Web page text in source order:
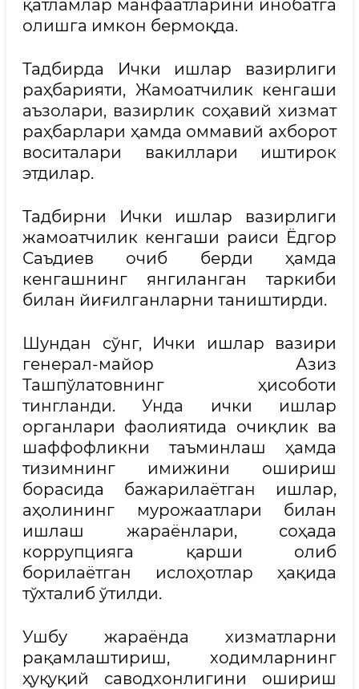
қатламлар манфаатларини инобатга
олишга имкон бермоқда.
Тадбирда Ички ишлар вазирлиги
раҳбарияти, Жамоатчилик кенгаши
аъзолари, вазирлик соҳавий хизмат
раҳбарлари ҳамда оммавий ахборот
воситалари вакиллари иштирок
этдилар.
Тадбирни Ички ишлар вазирлиги
жамоатчилик кенгаши раиси Ёдгор
Саъдиев очиб берди ҳамда
кенгашнинг янгиланган таркиби
билан йиғилганларни таништирди.
Шундан сўнг, Ички ишлар вазири
генерал-майор Азиз
Ташпўлатовнинг ҳисоботи
тингланди. Унда ички ишлар
органлари фаолиятида очиқлик ва
шаффофликни таъминлаш ҳамда
тизимнинг имижини ошириш
борасида бажарилаётган ишлар,
аҳолининг мурожаатлари билан
ишлаш жараёнлари, соҳада
коррупцияга қарши олиб
борилаётган ислоҳотлар ҳақида
тўхталиб ўтилди.
Ушбу жараёнда хизматларни
рақамлаштириш, ходимларнинг
ҳуқуқий саводхонлигини ошириш